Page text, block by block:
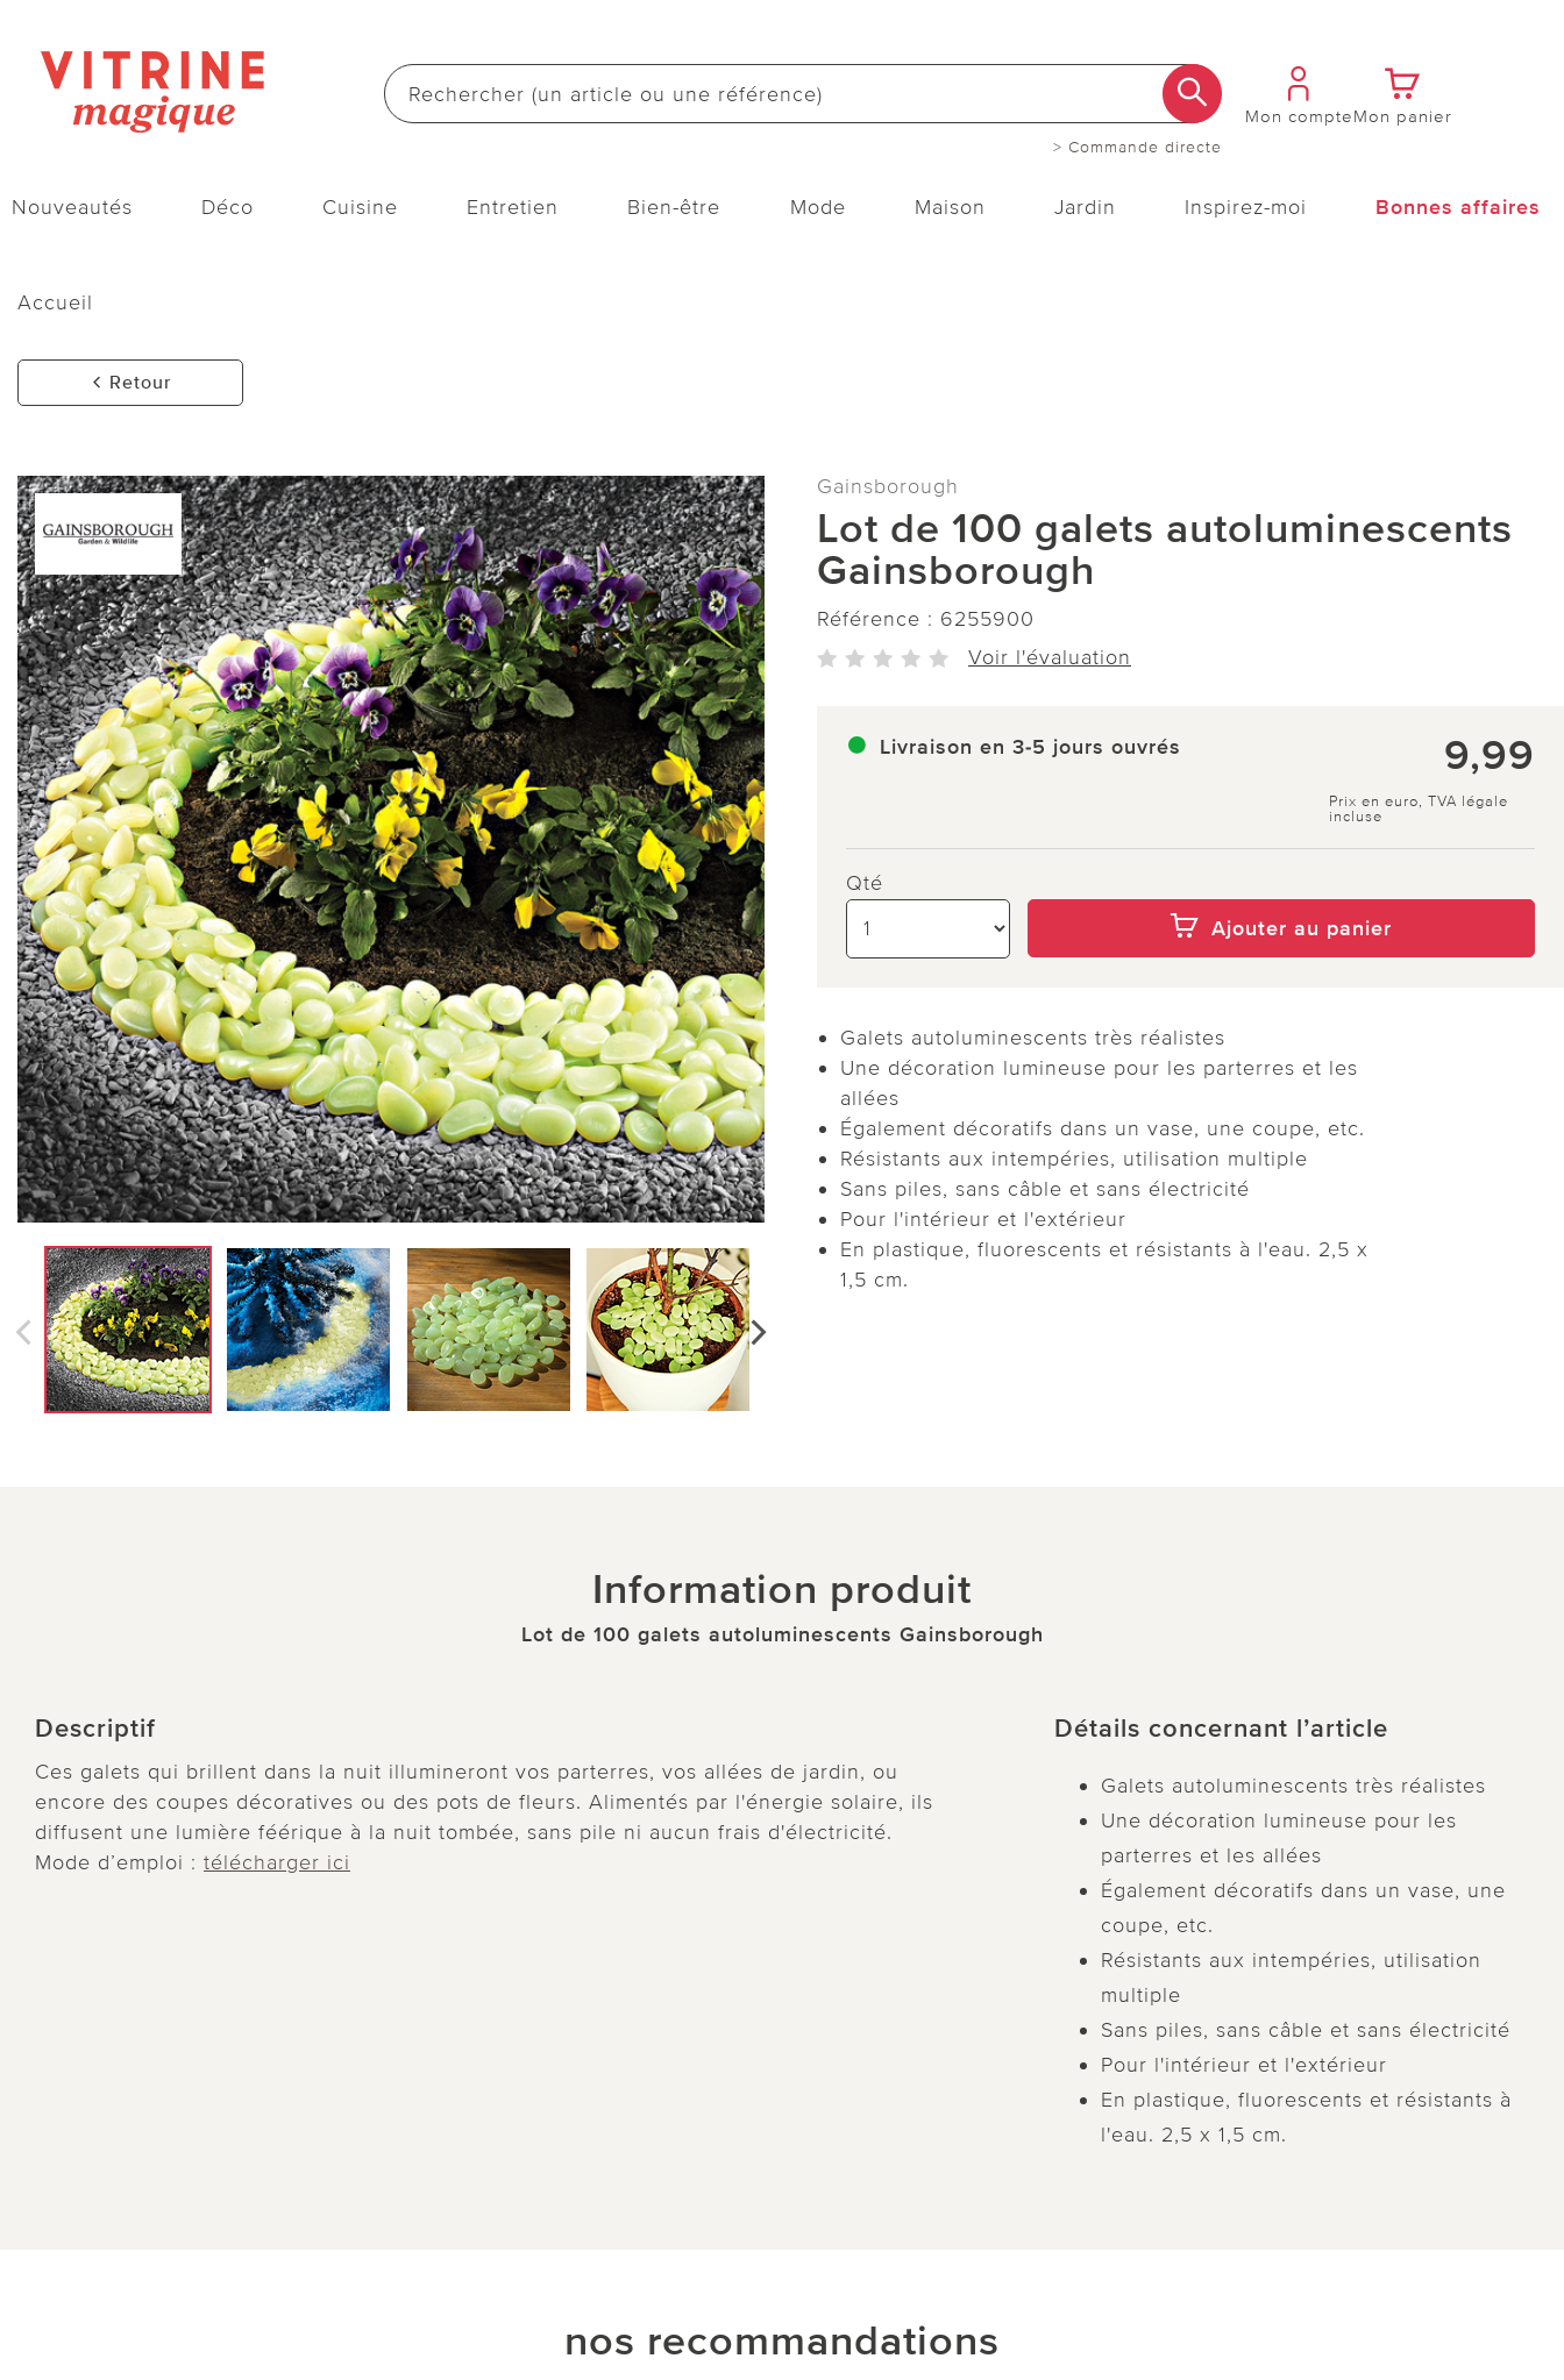
> Commande directe
Mon compteMon panier
Nouveautés Déco Cuisine Entretien Bien-être Mode Maison Jardin Inspirez-moi Bonnes affaires
Accueil
Retour
Gainsborough
Lot de 100 galets autoluminescents
Gainsborough
Référence : 6255900
Voir l'évaluation
Livraison en 3-5 jours ouvrés 9,99
Prix en euro, TVA légale
incluse
Qté
Ajouter au panier
Galets autoluminescents très réalistes
Une décoration lumineuse pour les parterres et les
allées
Également décoratifs dans un vase, une coupe, etc.
Résistants aux intempéries, utilisation multiple
Sans piles, sans câble et sans électricité
Pour l'intérieur et l'extérieur
En plastique, fluorescents et résistants à l'eau. 2,5 x
1,5 cm.
Information produit
Lot de 100 galets autoluminescents Gainsborough
Descriptif
Ces galets qui brillent dans la nuit illumineront vos parterres, vos allées de jardin, ou
encore des coupes décoratives ou des pots de fleurs. Alimentés par l'énergie solaire, ils
diffusent une lumière féérique à la nuit tombée, sans pile ni aucun frais d'électricité.
Mode d’emploi : télécharger ici
Détails concernant l’article
Galets autoluminescents très réalistes
Une décoration lumineuse pour les
parterres et les allées
Également décoratifs dans un vase, une
coupe, etc.
Résistants aux intempéries, utilisation
multiple
Sans piles, sans câble et sans électricité
Pour l'intérieur et l'extérieur
En plastique, fluorescents et résistants à
l'eau. 2,5 x 1,5 cm.
nos recommandations